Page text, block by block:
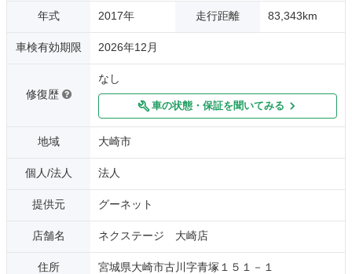
年式 2017年 走行距離 83,343km
車検有効期限 2026年12月
修復歴
なし
車の状態・保証を聞いてみる
地域 大崎市
個人/法人 法人
提供元 グーネット
店舗名 ネクステージ 大崎店
住所 宮城県大崎市古川字青塚１５１－１